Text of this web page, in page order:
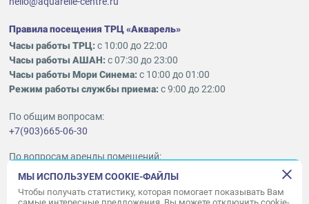
Правила посещения ТРЦ «Акварель»
Часы работы ТРЦ:с 10:00 до 22:00
Часы работы АШАН:с 07:30 до 23:00
Часы работы Мори Синема:с 10:00 до 01:00
Режим работы службы приема:с 9:00 до 22:00
По общим вопросам:
+7(903)665-06-30
По вопросам аренды помещений:
ukleykina@nhood.com
+7(903)665-98-78
МЫ ИСПОЛЬЗУЕМ COOKIE-ФАЙЛЫ
Чтобы получать статистику, которая помогает показывать Вам